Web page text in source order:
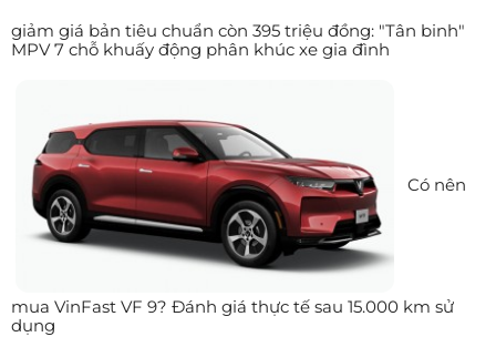
giảm giá bản tiêu chuẩn còn 395 triệu đồng: "Tân binh"
MPV 7 chỗ khuấy động phân khúc xe gia đình
Có nên
mua VinFast VF 9? Đánh giá thực tế sau 15.000 km sử
dụng